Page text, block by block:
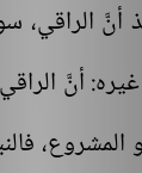
الراقي،
غيره: أنَّ
المشروع،